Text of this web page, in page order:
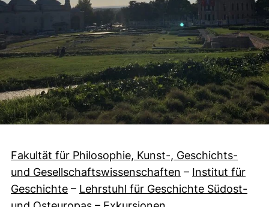
Fakultät für Philosophie, Kunst-, Geschichts-
und Gesellschaftswissenschaften – Institut für
Geschichte – Lehrstuhl für Geschichte Südost-